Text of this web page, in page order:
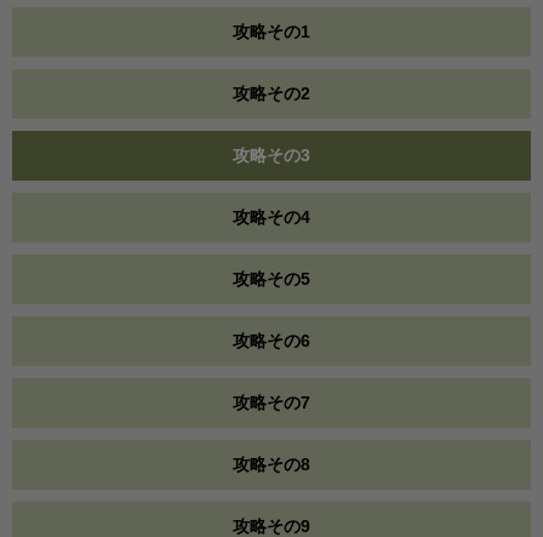
攻略その1
攻略その2
攻略その3
攻略その4
攻略その5
攻略その6
攻略その7
攻略その8
攻略その9